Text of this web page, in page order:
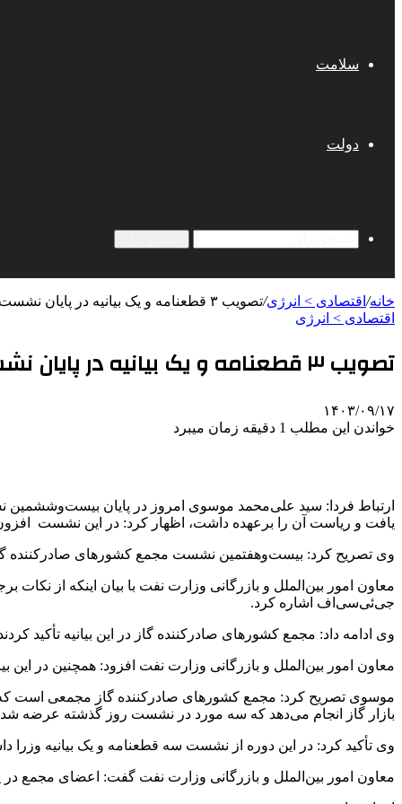
سلامت
دولت
خانه/ اقتصادی > انرژی/تصویب ۳ قطعنامه و یک بیانیه در پایان نشست وزیران جی‌ئی‌سی‌اف
اقتصادی > انرژی
تصویب ۳ قطعنامه و یک بیانیه در پایان نشست وزیران جی‌ئی‌سی‌اف
۱۴۰۳/۰۹/۱۷
خواندن این مطلب 1 دقیقه زمان میبرد
ارتباط فردا: سید علی‌محمد موسوی امروز در پایان
یافت و ریاست آن را برعهده داشت، اظهار کرد: در این نشست
وی تصریح کرد: بیست‌وهفتمین نشست مجمع کشورهای صادرکننده گاز سال ۲۰۲۵ در قطر و هشتمین نشست سران این مجمع سال ۲۰۲۶ در
معاون امور بین‌الملل و بازرگانی وزارت نفت با بیان اینکه از
جی‌ئی‌سی‌اف اشاره کرد.
وی ادامه داد: مجمع کشورهای صادرکننده گاز در این بیانیه تأکید
معاون امور بین‌الملل و بازرگانی وزارت نفت افزود: همچنین در
موسوی تصریح کرد: مجمع کشورهای صادرکننده گاز مجمعی است که
بازار گاز انجام می‌دهد که سه مورد در نشست روز گذشته عرضه
وی تأکید کرد: در این دوره از نشست سه قطعنامه و یک بیانیه وزرا
معاون امور بین‌الملل و بازرگانی وزارت نفت گفت: اعضای مجمع